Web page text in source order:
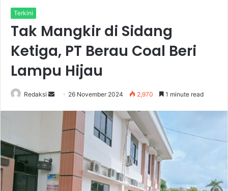
Terkini
Tak Mangkir di Sidang
Ketiga, PT Berau Coal Beri
Lampu Hijau
Redaksi
Send
email
26 November 2024 2,970 1 minute read